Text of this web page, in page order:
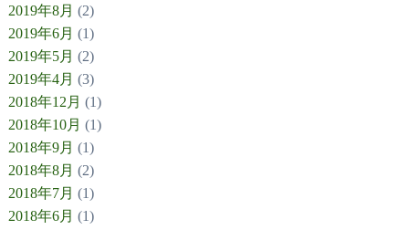
2019年8月 (2)
2019年6月 (1)
2019年5月 (2)
2019年4月 (3)
2018年12月 (1)
2018年10月 (1)
2018年9月 (1)
2018年8月 (2)
2018年7月 (1)
2018年6月 (1)